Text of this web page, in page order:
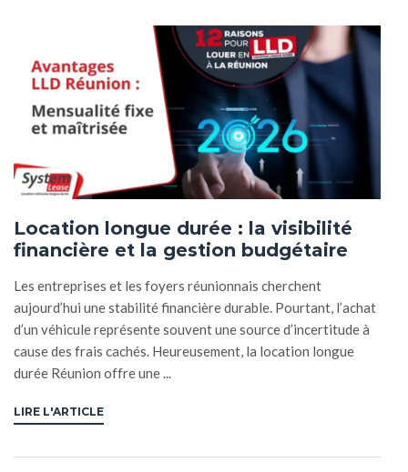
Location longue durée : la visibilité
financière et la gestion budgétaire
Les entreprises et les foyers réunionnais cherchent
aujourd’hui une stabilité financière durable. Pourtant, l’achat
d’un véhicule représente souvent une source d’incertitude à
cause des frais cachés. Heureusement, la location longue
durée Réunion offre une ...
LIRE L'ARTICLE